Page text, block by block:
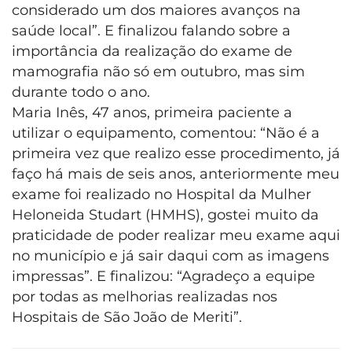
considerado um dos maiores avanços na
saúde local”. E finalizou falando sobre a
importância da realização do exame de
mamografia não só em outubro, mas sim
durante todo o ano.
Maria Inês, 47 anos, primeira paciente a
utilizar o equipamento, comentou: “Não é a
primeira vez que realizo esse procedimento, já
faço há mais de seis anos, anteriormente meu
exame foi realizado no Hospital da Mulher
Heloneida Studart (HMHS), gostei muito da
praticidade de poder realizar meu exame aqui
no município e já sair daqui com as imagens
impressas”. E finalizou: “Agradeço a equipe
por todas as melhorias realizadas nos
Hospitais de São João de Meriti”.